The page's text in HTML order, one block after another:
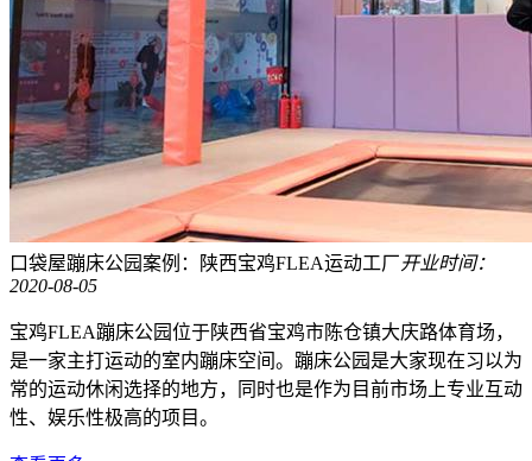
口袋屋蹦床公园案例：陕西宝鸡FLEA运动工厂开业时间：
2020-08-05
宝鸡FLEA蹦床公园位于陕西省宝鸡市陈仓镇大庆路体育场，
是一家主打运动的室内蹦床空间。蹦床公园是大家现在习以为
常的运动休闲选择的地方，同时也是作为目前市场上专业互动
性、娱乐性极高的项目。